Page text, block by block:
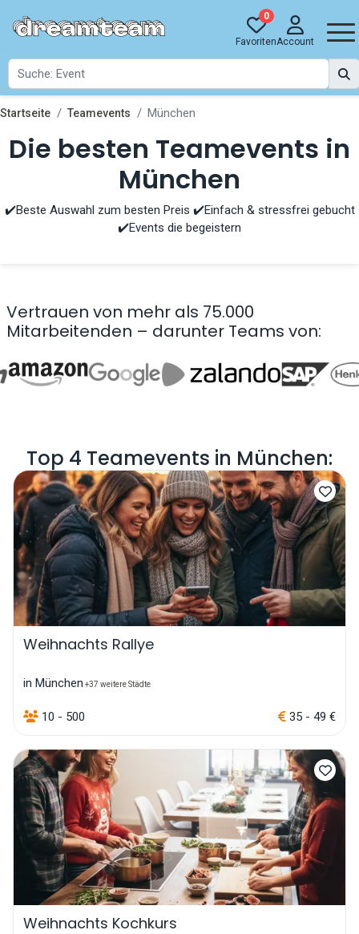
0
FavoritenAccount
Startseite Teamevents München
Die besten Teamevents in
München
✔️Beste Auswahl zum besten Preis ✔️Einfach & stressfrei gebucht
✔️Events die begeistern
Vertrauen von mehr als 75.000
Mitarbeitenden – darunter Teams von:
Top 4 Teamevents in München:
Weihnachts Rallye
in München +37 weitere Städte
10 - 500 35 - 49 €
Weihnachts Kochkurs